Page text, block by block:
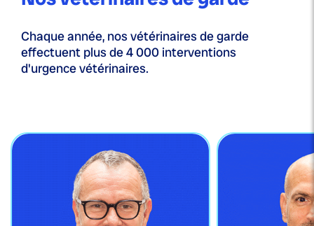
Chaque année, nos vétérinaires de garde
effectuent plus de 4 000 interventions
d'urgence vétérinaires.